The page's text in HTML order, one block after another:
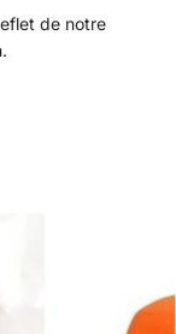
de notre